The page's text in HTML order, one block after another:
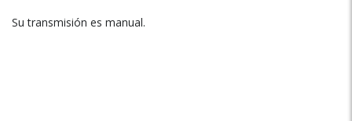
Su transmisión es manual.